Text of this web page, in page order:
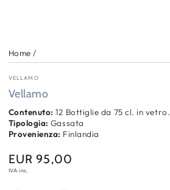
Home /
VELLAMO
Vellamo
Contenuto: 12 Bottiglie da 75 cl. in vetro.
Tipologia: Gassata
Provenienza: Finlandia
Prezzo
regolare
EUR 95,00
IVA inc.